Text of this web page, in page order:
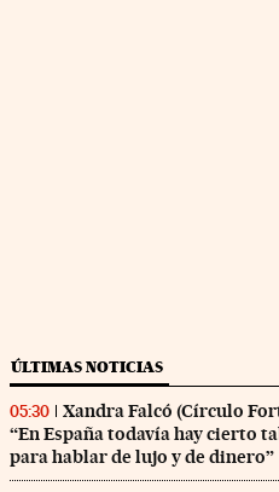
ÚLTIMAS NOTICIAS
05:30
Xandra Falcó (Círculo
“En España todavía hay cierto
para hablar de lujo y de dinero”